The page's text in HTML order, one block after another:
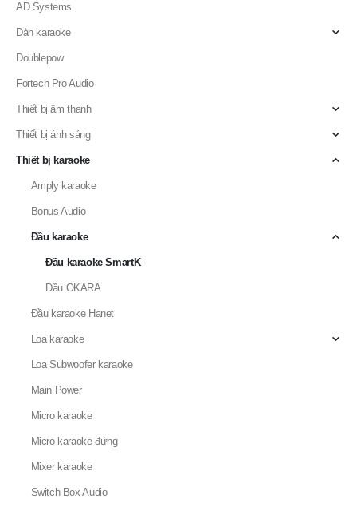
AD Systems
Dàn karaoke
Doublepow
Fortech Pro Audio
Thiết bị âm thanh
Thiết bị ánh sáng
Thiết bị karaoke
Amply karaoke
Bonus Audio
Đầu karaoke
Đầu karaoke SmartK
Đầu OKARA
Đầu karaoke Hanet
Loa karaoke
Loa Subwoofer karaoke
Main Power
Micro karaoke
Micro karaoke đứng
Mixer karaoke
Switch Box Audio